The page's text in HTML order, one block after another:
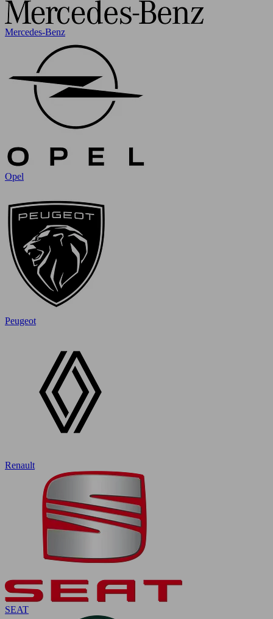
Mercedes-Benz
Opel
Peugeot
Renault
SEAT